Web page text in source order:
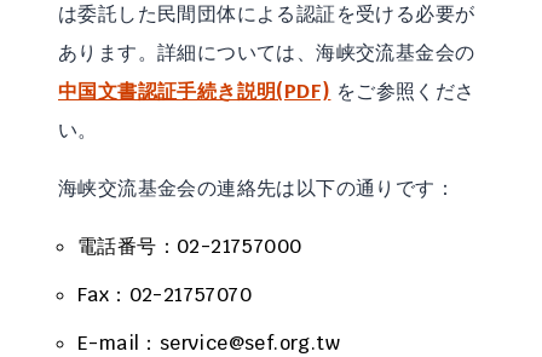
は委託した民間団体による認証を受ける必要が
あります。詳細については、海峡交流基金会の
中国文書認証手続き説明(PDF) をご参照くださ
い。
海峡交流基金会の連絡先は以下の通りです：
電話番号：02-21757000
Fax：02-21757070
E-mail：service@sef.org.tw